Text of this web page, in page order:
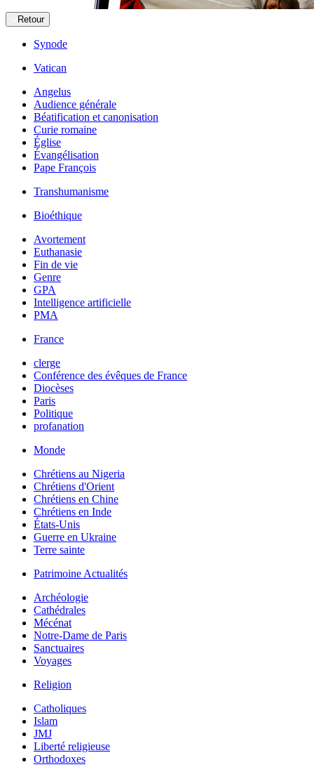
Retour
Synode
Vatican
Angelus
Audience générale
Béatification et canonisation
Curie romaine
Église
Évangélisation
Pape François
Transhumanisme
Bioéthique
Avortement
Euthanasie
Fin de vie
Genre
GPA
Intelligence artificielle
PMA
France
clerge
Conférence des évêques de France
Diocèses
Paris
Politique
profanation
Monde
Chrétiens au Nigeria
Chrétiens d'Orient
Chrétiens en Chine
Chrétiens en Inde
États-Unis
Guerre en Ukraine
Terre sainte
Patrimoine Actualités
Archéologie
Cathédrales
Mécénat
Notre-Dame de Paris
Sanctuaires
Voyages
Religion
Catholiques
Islam
JMJ
Liberté religieuse
Orthodoxes